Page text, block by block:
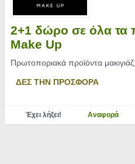
2+1 δώρο σε όλα τα
Make Up
Πρωτοποριακά προϊόντα
ΔΕΣ ΤΗΝ ΠΡΟΣΦΟΡΑ
Έχει λήξει! Αναφορά